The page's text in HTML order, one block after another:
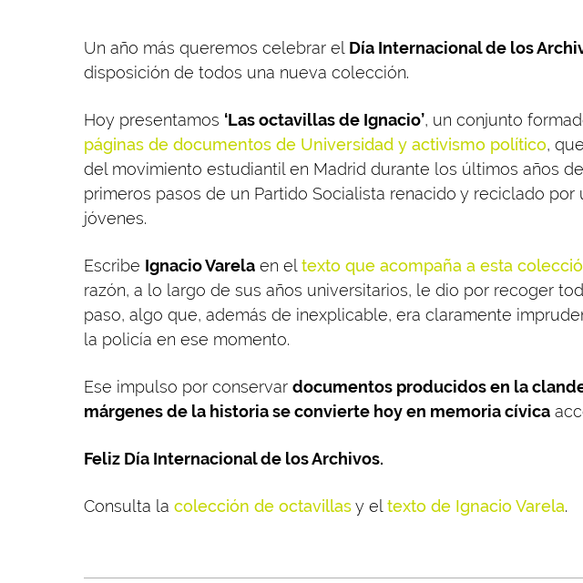
Un año más queremos celebrar el Día Internacional de los
disposición de todos una nueva colección.
Hoy presentamos ‘Las octavillas de Ignacio’, un conjunto
páginas de documentos de Universidad y activismo político,
del movimiento estudiantil en Madrid durante los últimos años
primeros pasos de un Partido Socialista renacido y reciclado
jóvenes.
Escribe Ignacio Varela en el texto que acompaña a esta
razón, a lo largo de sus años universitarios, le dio por recoger
paso, algo que, además de inexplicable, era claramente
la policía en ese momento.
Ese impulso por conservar documentos producidos en la
márgenes de la historia se convierte hoy en memoria cívica
Feliz Día Internacional de los Archivos.
Consulta la colección de octavillasy el texto de Ignacio Varela.